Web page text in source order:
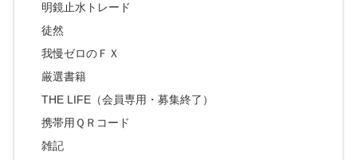
明鏡止水トレード
徒然
我慢ゼロのＦＸ
厳選書籍
THE LIFE（会員専用・募集終了）
携帯用ＱＲコード
雑記